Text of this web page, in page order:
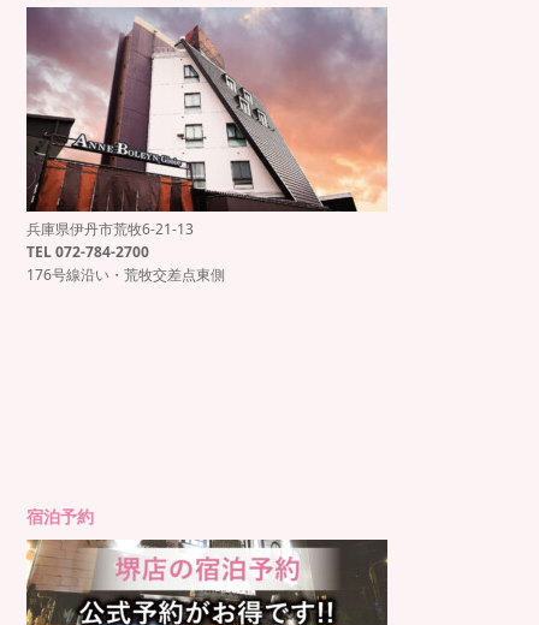
もっと見る
兵庫県伊丹市荒牧6-21-13
TEL 072-784-2700
176号線沿い・荒牧交差点東側
宿泊予約